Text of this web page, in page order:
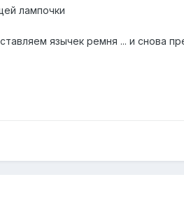
лампочки
язычек ремня ... и снова